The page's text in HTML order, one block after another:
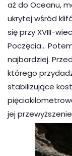
aż do Oceanu,
ukrytej wśród
się przy XVIII-
Poczęcia…
najbardziej.
którego
stabilizujące
jej